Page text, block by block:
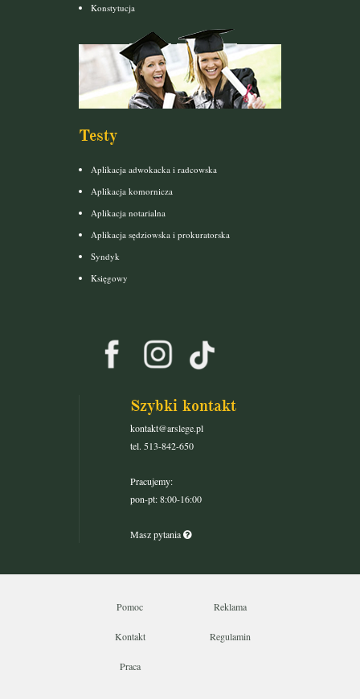
Konstytucja
Testy
Aplikacja adwokacka i radcowska
Aplikacja komornicza
Aplikacja notarialna
Aplikacja sędziowska i prokuratorska
Syndyk
Księgowy
Szybki kontakt
kontakt@arslege.pl
tel. 513-842-650
Pracujemy:
pon-pt: 8:00-16:00
Masz pytania
Pomoc Reklama
Kontakt Regulamin
Praca